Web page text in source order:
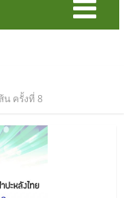
น ครั้งที่ 8